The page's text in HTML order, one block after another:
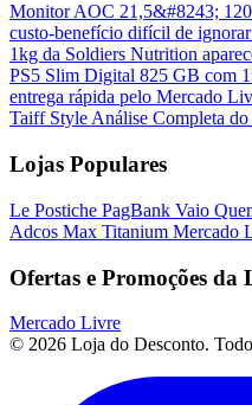
Monitor AOC 21,5&#8243;
custo-benefício difícil de ignorar
1kg da Soldiers Nutrition
PS5 Slim Digital 825 GB com
entrega rápida pelo Mercado
Taiff StyleAnálise Completa
Lojas Populares
Le Postiche PagBank Vaio
Adcos Max Titanium Mercado
Ofertas e Promoções da
Mercado Livre
© 2026 Loja do Desconto.